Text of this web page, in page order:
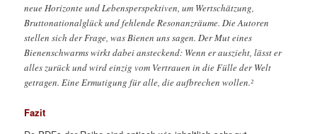
neue Horizonte und Lebensperspektiven, um Wertschätzung,
Bruttonationalglück und fehlende Resonanzräume. Die Autoren
stellen sich der Frage, was Bienen uns sagen. Der Mut eines
Bienenschwarms wirkt dabei ansteckend: Wenn er auszieht, lässt er
alles zurück und wird einzig vom Vertrauen in die Fülle der Welt
getragen. Eine Ermutigung für alle, die aufbrechen wollen.²
Fazit